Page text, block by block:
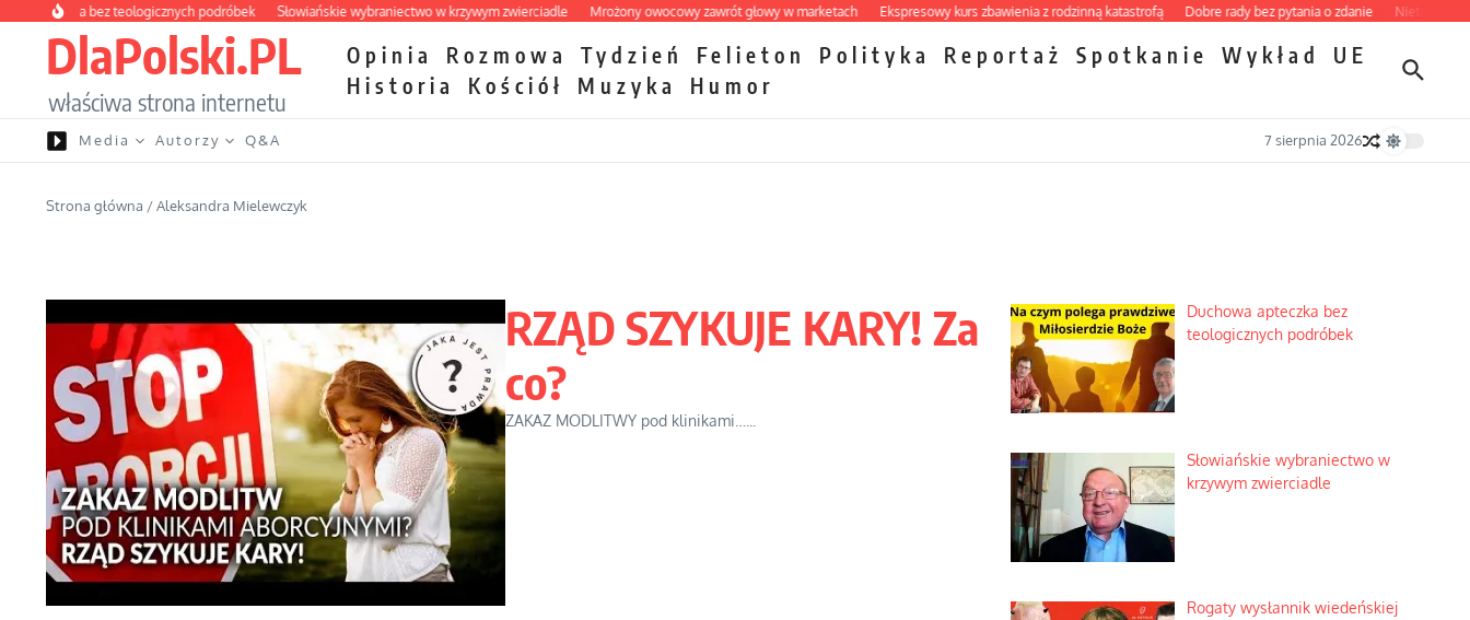
Przejdź do treścibez teologicznych podróbek Słowiańskie wybraniectwo w krzywym zwierciadle Mrożony owocowy zawrót głowy w marketach Ekspresowy kurs zbawienia z rodzinną katastrofą Dobre rady bez pytania o zdanie Nietrwałość
DlaPolski.PL
właściwa strona internetu
Opinia Rozmowa Tydzień Felieton Polityka Reportaż Spotkanie Wykład
UE
Historia
Kościół Muzyka Humor
Media Autorzy Q&A 7 sierpnia 2026
Strona główna /Aleksandra Mielewczyk
RZĄD SZYKUJE KARY! Za
co?
ZAKAZ MODLITWY pod klinikami…...
Duchowa apteczka bez
teologicznych podróbek
Słowiańskie wybraniectwo w
krzywym zwierciadle
Rogaty wysłannik wiedeńskiej